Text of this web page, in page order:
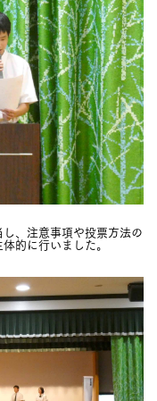
、注意事項や投票方法の
的に行いました。